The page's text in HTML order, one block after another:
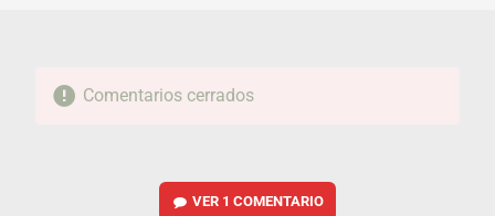
Comentarios cerrados
VER 1 COMENTARIO